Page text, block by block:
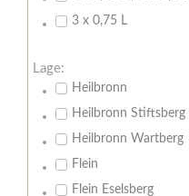
3 x 0,75 L
Lage:
Heilbronn
Heilbronn Stiftsberg
Heilbronn Wartberg
Flein
Flein Eselsberg